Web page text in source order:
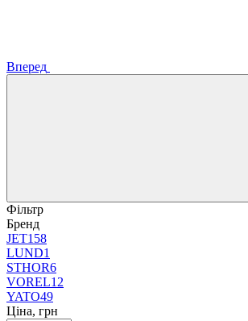
Вперед
Фільтр
Бренд
JET158
LUND1
STHOR6
VOREL12
YATO49
Ціна, грн